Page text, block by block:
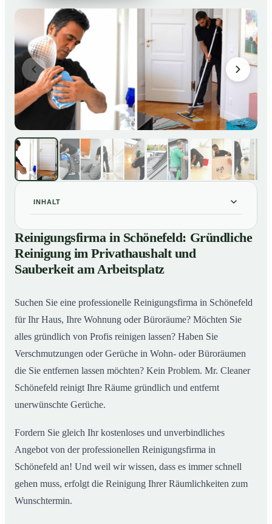
INHALT
01Reinigungsfirma in Schönefeld: Gründliche Reinigung
im Privathaushalt und Sauberkeit am Arbeitsplatz
02 So arbeitet eine Reinigungsfirma in Schönefeld
Reinigungsfirma in Schönefeld: Gründliche
Reinigung im Privathaushalt und
Sauberkeit am Arbeitsplatz
Suchen Sie eine professionelle Reinigungsfirma in Schönefeld
für Ihr Haus, Ihre Wohnung oder Büroräume? Möchten Sie
alles gründlich von Profis reinigen lassen? Haben Sie
Verschmutzungen oder Gerüche in Wohn- oder Büroräumen
die Sie entfernen lassen möchten? Kein Problem. Mr. Cleaner
Schönefeld reinigt Ihre Räume gründlich und entfernt
unerwünschte Gerüche.
Fordern Sie gleich Ihr kostenloses und unverbindliches
Angebot von der professionellen Reinigungsfirma in
Schönefeld an! Und weil wir wissen, dass es immer schnell
gehen muss, erfolgt die Reinigung Ihrer Räumlichkeiten zum
Wunschtermin.